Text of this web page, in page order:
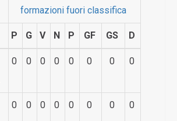
formazioni fuori classifica
P G V N P GF GS D
0 0 0 0 0 0 0 0
0 0 0 0 0 0 0 0